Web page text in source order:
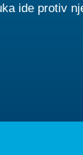
ide protiv